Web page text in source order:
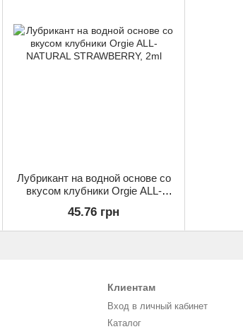
Лубрикант на водной основе со
вкусом клубники Orgie ALL-
45.76 грн
Клиентам
Вход в личный кабинет
Каталог